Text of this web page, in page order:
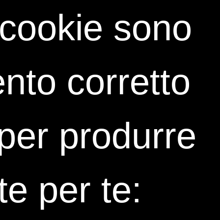
al Project Management viene proposto?
l’organizzazione non adotta formalmente un
operativi verranno utilizzati durante il corso?
le dimensioni organizzative e relazionali del
decisioni più consapevoli nei progetti?
porta il docente in aula?
sono
corretto
produrre
per te: